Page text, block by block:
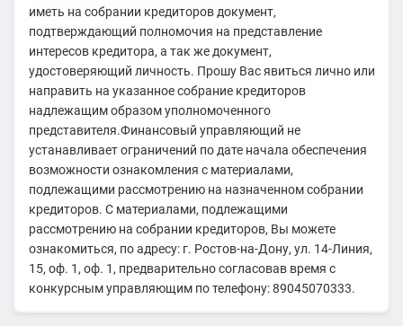
иметь на собрании кредиторов документ,
подтверждающий полномочия на представление
интересов кредитора, а так же документ,
удостоверяющий личность. Прошу Вас явиться лично или
направить на указанное собрание кредиторов
надлежащим образом уполномоченного
представителя.Финансовый управляющий не
устанавливает ограничений по дате начала обеспечения
возможности ознакомления с материалами,
подлежащими рассмотрению на назначенном собрании
кредиторов. С материалами, подлежащими
рассмотрению на собрании кредиторов, Вы можете
ознакомиться, по адресу: г. Ростов-на-Дону, ул. 14-Линия,
15, оф. 1, оф. 1, предварительно согласовав время с
конкурсным управляющим по телефону: 89045070333.